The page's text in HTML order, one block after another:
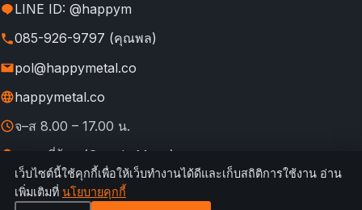
LINE ID: @happym
085-926-9797 (คุณพล)
pol@happymetal.co
happymetal.co
จ–ส 8.00 – 17.00 น.
ดูแผนที่ร้าน (Google Maps)
© 2026 happymetal.co. All rights reserved.
กฎการใช้งาน &
เว็บไซต์นี้ใช้คุกกี้เพื่อให้เว็บทำงานได้ดีและเก็บสถิติการใช้งาน อ่าน
เพิ่มเติมที่ นโยบายคุกกี้